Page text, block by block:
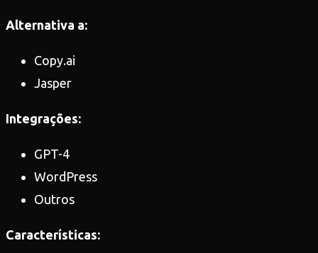
Alternativa a:
Copy.ai
Jasper
Integrações:
GPT-4
WordPress
Outros
Características: